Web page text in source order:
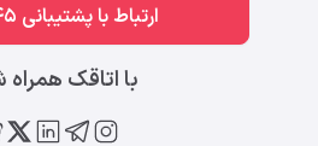
ارتباط با پشتیبانی 02128111045
با اتاقک